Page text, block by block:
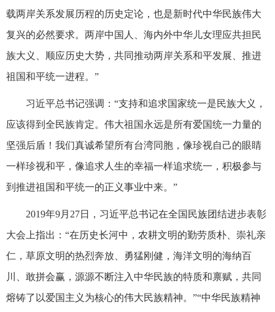
载两岸关系发展历程的历史定论，也是新时代中华民族伟大
复兴的必然要求。两岸中国人、海内外中华儿女理应共担民
族大义、顺应历史大势，共同推动两岸关系和平发展、推进
祖国和平统一进程。”
习近平总书记强调：“支持和追求国家统一是民族大义，
应该得到全民族肯定。伟大祖国永远是所有爱国统一力量的
坚强后盾！我们真诚希望所有台湾同胞，像珍视自己的眼睛
一样珍视和平，像追求人生的幸福一样追求统一，积极参与
到推进祖国和平统一的正义事业中来。”
2019年9月27日，习近平总书记在全国民族团结进步表彰
大会上指出：“在历史长河中，农耕文明的勤劳质朴、崇礼亲
仁，草原文明的热烈奔放、勇猛刚健，海洋文明的海纳百
川、敢拼会赢，源源不断注入中华民族的特质和禀赋，共同
熔铸了以爱国主义为核心的伟大民族精神。”“中华民族精神